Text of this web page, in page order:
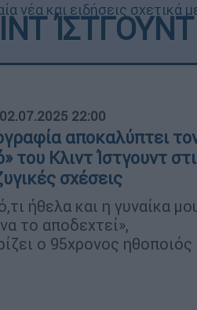
νέα και ειδήσεις σχετικά
ΊΣΤΓΟΥΝΤ
02.07.2025 22:00
αποκαλύπτει
του Κλιντ Ίστγουντ
σχέσεις
ήθελα και η γυναίκα
το αποδεχτεί»,
ο 95χρονος ηθοποιός